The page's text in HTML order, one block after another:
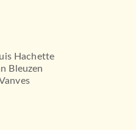
Hachette
Bleuzen